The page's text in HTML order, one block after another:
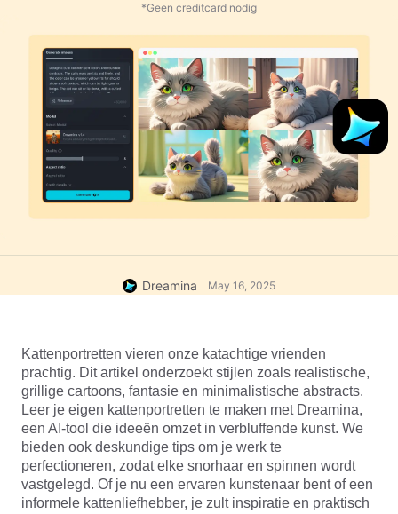
*Geen creditcard nodig
Dreamina May 16, 2025
Kattenportretten vieren onze katachtige vrienden
prachtig. Dit artikel onderzoekt stijlen zoals realistische,
grillige cartoons, fantasie en minimalistische abstracts.
Leer je eigen kattenportretten te maken met Dreamina,
een AI-tool die ideeën omzet in verbluffende kunst. We
bieden ook deskundige tips om je werk te
perfectioneren, zodat elke snorhaar en spinnen wordt
vastgelegd. Of je nu een ervaren kunstenaar bent of een
informele kattenliefhebber, je zult inspiratie en praktisch